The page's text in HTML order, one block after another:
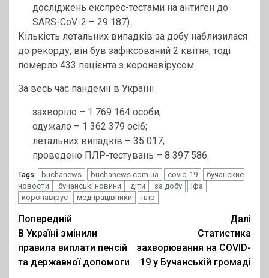
досліджень експрес-тестами на антиген до
SARS-CoV-2 – 29 187).
Кількість летальних випадків за добу наблизилася
до рекорду, він був зафіксований 2 квітня, тоді
померло 433 пацієнта з коронавірусом.
За весь час пандемії в Україні :
захворіло – 1 769 164 особи;
одужало – 1 362 379 осіб;
летальних випадків – 35 017;
проведено ПЛР-тестувань – 8 397 586.
Tags: buchanews buchanews.com.ua covid-19
бучанские
новости
бучанські новини діти за добу
іфа
коронавірус
медпрацівники плр
Post
navigation
Попередній
В Україні змінили
правила виплати пенсій
та державної допомоги
Далі
Статистика
захворювання на COVID-
19 у Бучанській громаді